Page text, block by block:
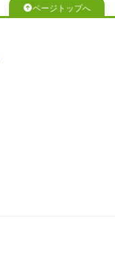
ページトップへ